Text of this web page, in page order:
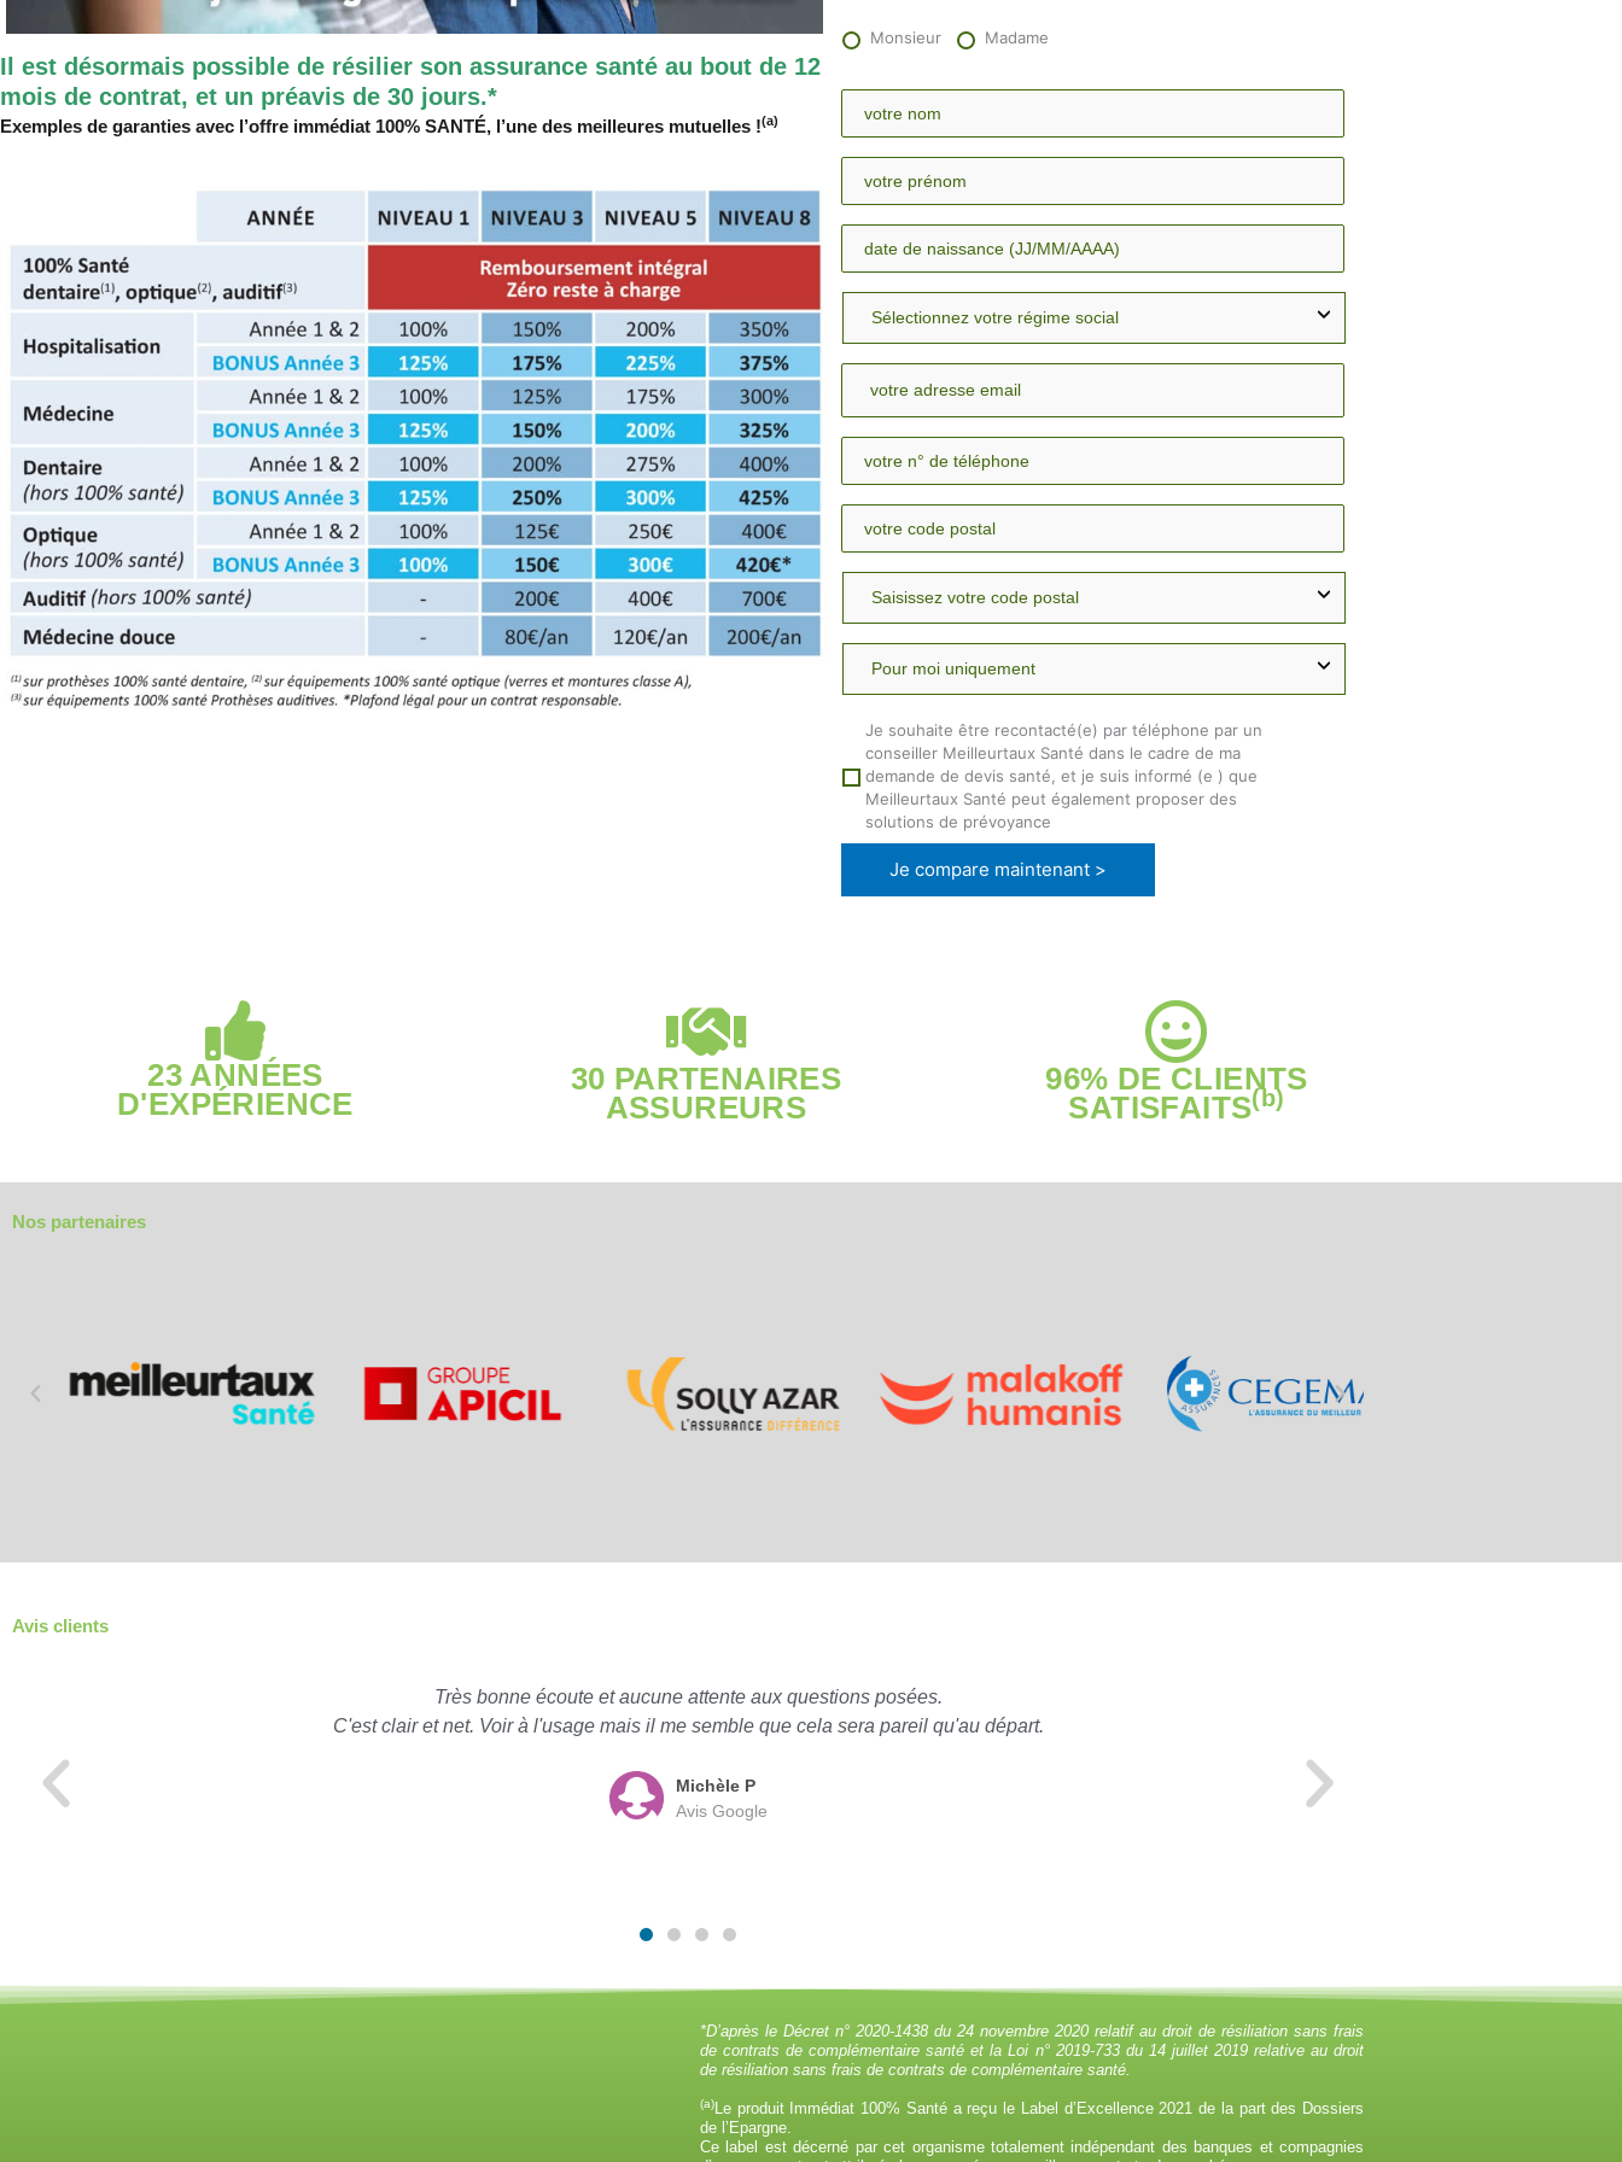
Il est désormais possible de résilier son assurance santé au bout de 12
mois de contrat, et un préavis de 30 jours.*
Exemples de garanties avec l’offre immédiat 100% SANTÉ, l’une des meilleures mutuelles !(a)
Monsieur Madame
Je souhaite être recontacté(e) par téléphone par un
conseiller Meilleurtaux Santé dans le cadre de ma
demande de devis santé, et je suis informé (e ) que
Meilleurtaux Santé peut également proposer des
solutions de prévoyance
Je compare maintenant >
23 ANNÉES
D'EXPÉRIENCE
30 PARTENAIRES
ASSUREURS
96% DE CLIENTS
SATISFAITS(b)
Nos partenaires
Avis clients
Très bonne écoute et aucune attente aux questions posées.
C'est clair et net. Voir à l'usage mais il me semble que cela sera pareil qu'au départ.
Michèle P
Avis Google
*D’après le Décret n° 2020-1438 du 24 novembre 2020 relatif au droit de résiliation sans frais
de contrats de complémentaire santé et la Loi n° 2019-733 du 14 juillet 2019 relative au droit
de résiliation sans frais de contrats de complémentaire santé.
(a)Le produit Immédiat 100% Santé a reçu le Label d’Excellence 2021 de la part des Dossiers
de l’Epargne.
Ce label est décerné par cet organisme totalement indépendant des banques et compagnies